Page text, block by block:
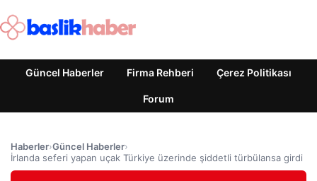
Güncel Haberler Firma Rehberi Çerez Politikası
Forum
Haberler›Güncel Haberler›
İrlanda seferi yapan uçak Türkiye üzerinde şiddetli türbülansa girdi